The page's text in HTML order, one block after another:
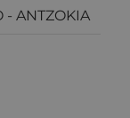
- ANTZOKIA